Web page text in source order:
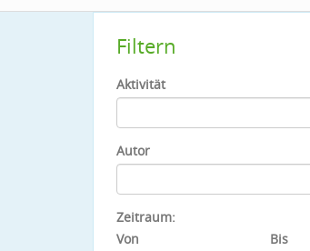
Filtern
Aktivität
Autor
Zeitraum:
Von
Bis